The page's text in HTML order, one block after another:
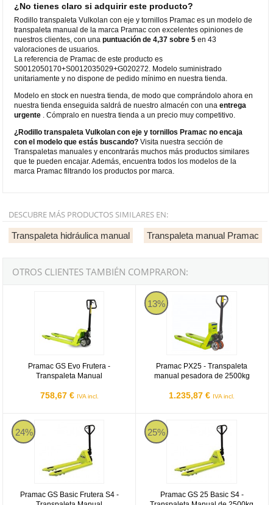
¿No tienes claro si adquirir este producto?
Rodillo transpaleta Vulkolan con eje y tornillos Pramac es un modelo de
transpaleta manual de la marca Pramac con excelentes opiniones de
nuestros clientes, con unapuntuación de 4,37 sobre 5 en 43
valoraciones de usuarios.
La referencia de Pramac de este producto es
S0012050170+S0012035029+G020272. Modelo suministrado
unitariamente y no dispone de pedido mínimo en nuestra tienda.
Modelo en stock en nuestra tienda, de modo que comprándolo ahora en
nuestra tienda enseguida saldrá de nuestro almacén con unaentrega
urgente . Cómpralo en nuestra tienda a un precio muy competitivo.
¿Rodillo transpaleta Vulkolan con eje y tornillos Pramac no encaja
con el modelo que estás buscando? Visita nuestra sección de
Transpaletas manuales y encontrarás muchos más productos similares
que te pueden encajar. Además, encuentra todos los modelos de la
marca Pramac filtrando los productos por marca.
DESCUBRE MÁS PRODUCTOS SIMILARES EN:
Transpaleta hidráulica manual Transpaleta manual Pramac
OTROS CLIENTES TAMBIÉN COMPRARON:
Pramac GS Evo Frutera -
Transpaleta Manual
758,67 € IVA incl.
Pramac GS Evo Frutera - Transpaleta Manual
13%
Pramac PX25 - Transpaleta
manual pesadora de 2500kg
1.235,87 € IVA incl.
Pramac PX25
24%
Pramac GS Basic Frutera S4 -
Pramac GS Basic Frutera S4 - Transpaleta Manual
25%
Pramac GS 25 Basic S4 -
Pramac GS 25 Basic S4 -